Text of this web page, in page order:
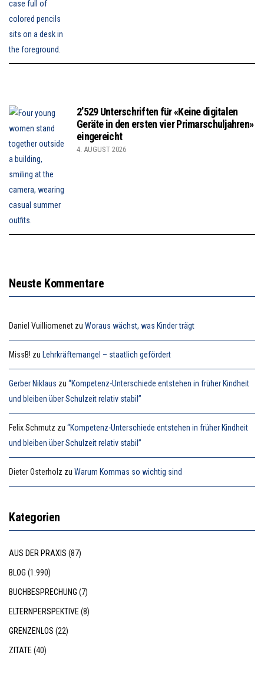
2’529 Unterschriften für «Keine digitalen
Geräte in den ersten vier Primarschuljahren»
eingereicht
4. AUGUST 2026
Neuste Kommentare
Daniel Vuilliomenet zu Woraus wächst, was Kinder trägt
MissB! zu Lehrkräftemangel – staatlich gefördert
Gerber Niklaus zu “Kompetenz-Unterschiede entstehen in früher Kindheit
und bleiben über Schulzeit relativ stabil”
Felix Schmutz zu “Kompetenz-Unterschiede entstehen in früher Kindheit
und bleiben über Schulzeit relativ stabil”
Dieter Osterholz zu Warum Kommas so wichtig sind
Kategorien
AUS DER PRAXIS (87)
BLOG (1.990)
BUCHBESPRECHUNG (7)
ELTERNPERSPEKTIVE (8)
GRENZENLOS (22)
ZITATE (40)